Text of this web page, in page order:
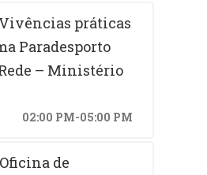
Vivências práticas
Paradesporto
– Ministério
02:00 PM-05:00 PM
Oficina de